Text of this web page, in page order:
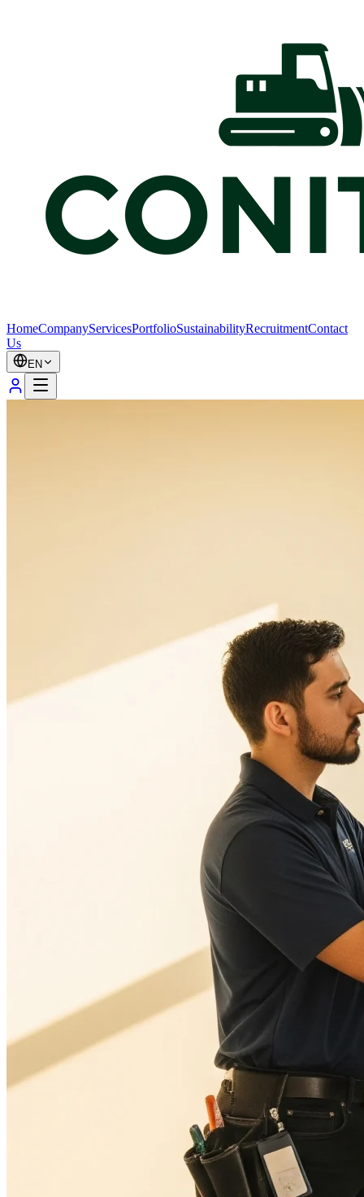
HomeCompanyServicesPortfolioSustainabilityRecruitmentContact
Us
EN